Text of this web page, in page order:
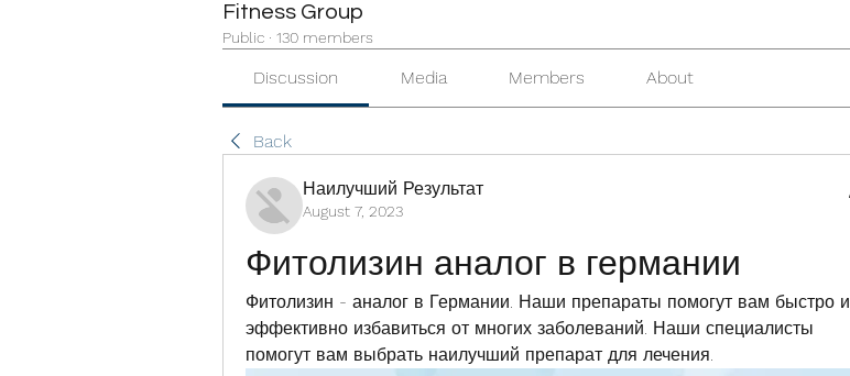
Fitness Group
Public · 130 members
Discussion Media Members About
Back
Наилучший Результат
August 7, 2023
Фитолизин аналог в германии
Фитолизин - аналог в Германии. Наши препараты помогут вам быстро и
эффективно избавиться от многих заболеваний. Наши специалисты
помогут вам выбрать наилучший препарат для лечения.